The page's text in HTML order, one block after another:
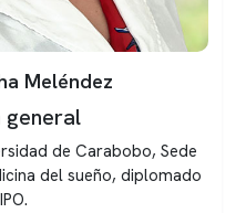
Escalante
general
Nacional
Rómulo Gallegos.
de la Universidad de